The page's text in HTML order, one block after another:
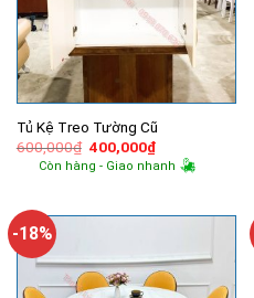
Tủ Kệ Treo Tường Cũ
600,000₫ Giá
gốc
là:
400,000₫Giá
hiện
tại
Còn hàng - Giao nhanh
-18%